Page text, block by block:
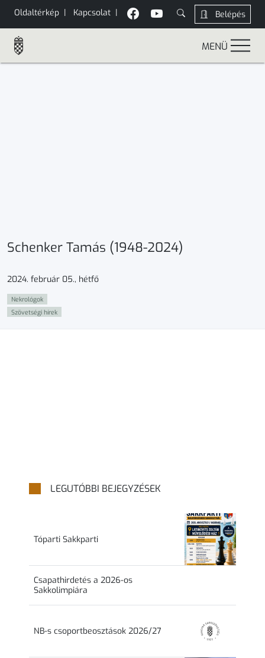
Oldaltérkép | Kapcsolat | Belépés
MENÜ
Schenker Tamás (1948-2024)
2024. február 05., hétfő
Nekrológok
Szövetségi hírek
LEGUTÓBBI BEJEGYZÉSEK
Tóparti Sakkparti
Csapathirdetés a 2026-os
Sakkolimpiára
NB-s csoportbeosztások 2026/27